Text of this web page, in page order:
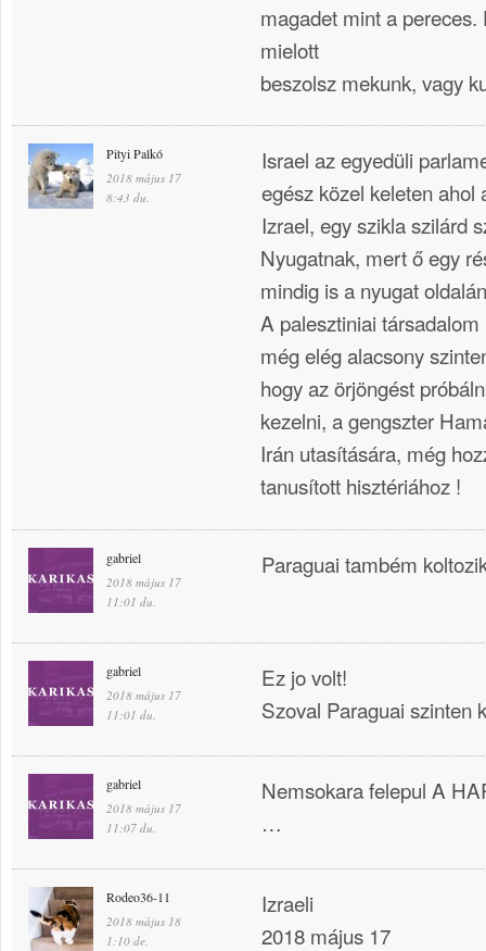
magadet mint a
mielott
beszolsz mekunk, vagy
Pityi Palkó
2018 május 17
8:43 du.
Israel az egyedüli
egész közel keleten ahol
Izrael, egy szikla szilárd
Nyugatnak, mert ő egy
mindig is a nyugat
A palesztiniai
még elég alacsony
hogy az örjöngést
kezelni, a gengszter
Irán utasítására, még
tanusított hisztériához !
gabriel
2018 május 17
11:01 du.
Paraguai também
gabriel
2018 május 17
11:01 du.
Ez jo volt!
Szoval Paraguai szinten
gabriel
2018 május 17
11:07 du.
Nemsokara felepul A
…
Rodeo36-11
2018 május 18
1:10 de.
Izraeli
2018 május 17